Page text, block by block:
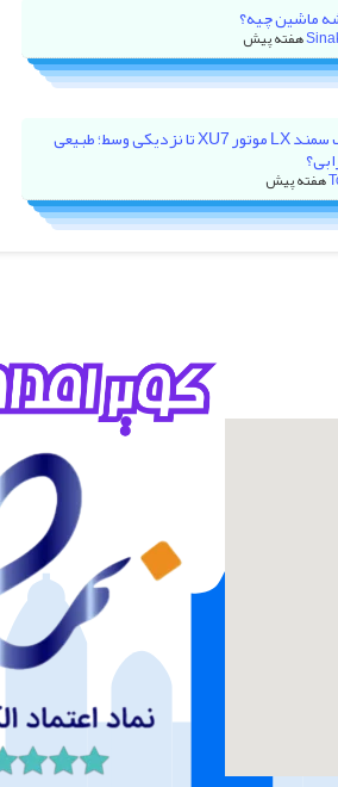
ماشین چیه؟
بالا رفتن آمپر آب سمند LX موتور XU7 تا نزدیکی وسط؛ طبیعی